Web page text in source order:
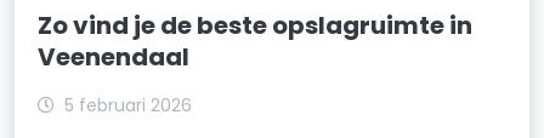
Zo vind je de beste opslagruimte in
Veenendaal
5 februari 2026